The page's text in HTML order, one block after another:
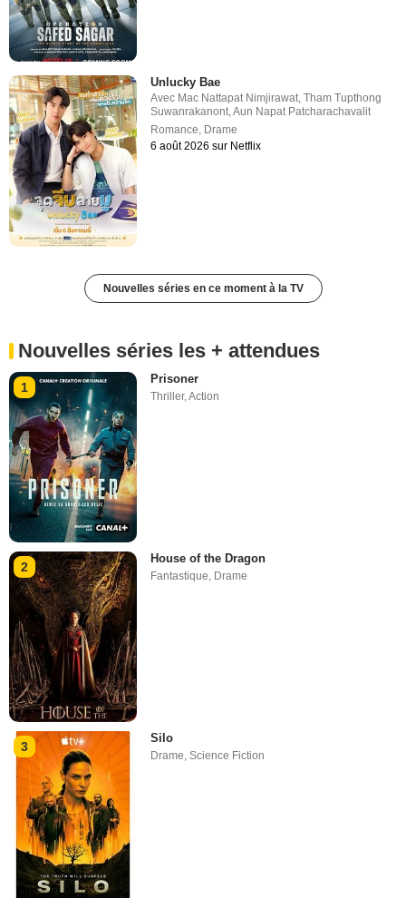
Unlucky Bae
Avec Mac Nattapat Nimjirawat,Tham Tupthong
Suwanrakanont,Aun Napat Patcharachavalit
Romance, Drame
6 août 2026 sur Netflix
Nouvelles séries en ce moment à la TV
Nouvelles séries les + attendues
1
Prisoner
Thriller,Action
2
House of the Dragon
Fantastique, Drame
3
Silo
Drame,Science Fiction